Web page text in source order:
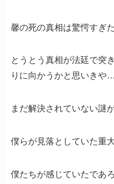
馨の死の真相は驚愕すぎた
とうとう真相が法廷で突
りに向かうかと思いきや
まだ解決されていない謎
僕らが見落としていた重
僕たちが感じていたであ